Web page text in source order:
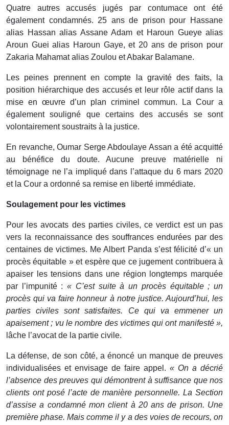
Quatre autres accusés jugés par contumace ont été
également condamnés. 25 ans de prison pour Hassane
alias Hassan alias Assane Adam et Haroun Gueye alias
Aroun Guei alias Haroun Gaye, et 20 ans de prison pour
Zakaria Mahamat alias Zoulou et Abakar Balamane.
Les peines prennent en compte la gravité des faits, la
position hiérarchique des accusés et leur rôle actif dans la
mise en œuvre d’un plan criminel commun. La Cour a
également souligné que certains des accusés se sont
volontairement soustraits à la justice.
En revanche, Oumar Serge Abdoulaye Assan a été acquitté
au bénéfice du doute. Aucune preuve matérielle ni
témoignage ne l’a impliqué dans l’attaque du 6 mars 2020
et la Cour a ordonné sa remise en liberté immédiate.
Soulagement pour les victimes
Pour les avocats des parties civiles, ce verdict est un pas
vers la reconnaissance des souffrances endurées par des
centaines de victimes. Me Albert Panda s’est félicité d’« un
procès équitable » et espère que ce jugement contribuera à
apaiser les tensions dans une région longtemps marquée
par l’impunité :« C’est suite à un procès équitable ; un
procès qui va faire honneur à notre justice. Aujourd’hui, les
parties civiles sont satisfaites. Ce qui va emmener un
apaisement ; vu le nombre des victimes qui ont manifesté »,
lâche l’avocat de la partie civile.
La défense, de son côté, a énoncé un manque de preuves
individualisées et envisage de faire appel. « On a décrié
l’absence des preuves qui démontrent à suffisance que nos
clients ont posé l’acte de manière personnelle. La Section
d’assise a condamné mon client à 20 ans de prison. Une
première phase. Mais comme il y a des voies de recours, on